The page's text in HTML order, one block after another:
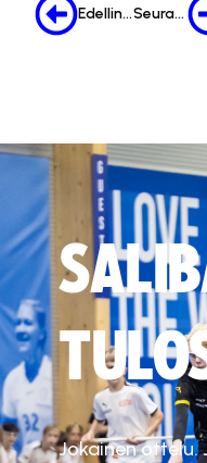
Edellinen Seuraava
Jokainen ottelu.